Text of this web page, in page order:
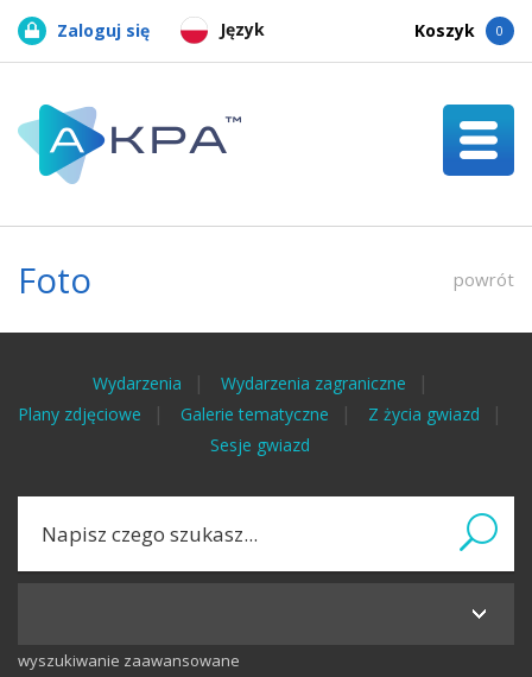
Język
Zaloguj się Koszyk 0
Foto powrót
Wydarzenia
Wydarzenia zagraniczne
Plany zdjęciowe
Galerie tematyczne
Z życia gwiazd
Sesje gwiazd
wyszukiwanie zaawansowane